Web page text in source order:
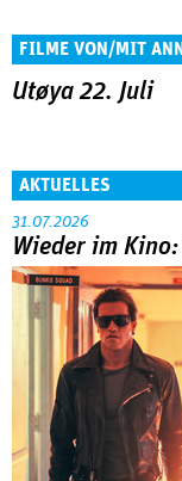
FILME VON/MIT
Utøya 22. Juli
AKTUELLES
31.07.2026
Wieder im